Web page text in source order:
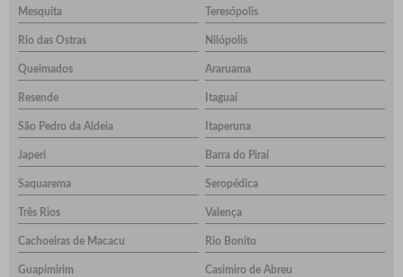
Mesquita Teresópolis
Rio das Ostras Nilópolis
Queimados Araruama
Resende Itaguaí
São Pedro da Aldeia Itaperuna
Japeri Barra do Piraí
Saquarema Seropédica
Três Rios Valença
Cachoeiras de Macacu Rio Bonito
Guapimirim Casimiro de Abreu